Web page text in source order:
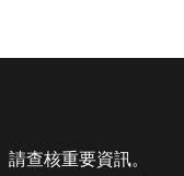
查核重要資訊。